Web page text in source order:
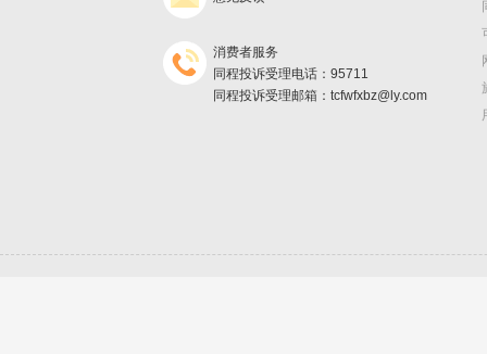
消费者服务
同程投诉受理电话：95711
同程投诉受理邮箱：tcfwfxbz@ly.com